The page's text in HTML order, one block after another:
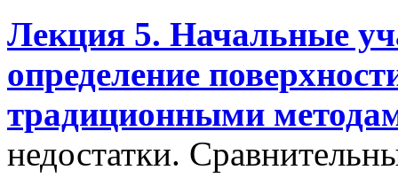
Лекция 5. Начальные
определение
традиционными
недостатки.